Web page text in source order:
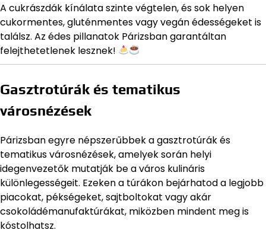
A cukrászdák kínálata szinte végtelen, és sok helyen
cukormentes, gluténmentes vagy vegán édességeket is
találsz. Az édes pillanatok Párizsban garantáltan
felejthetetlenek lesznek!
Gasztrotúrák és tematikus
városnézések
Párizsban egyre népszerűbbek a gasztrotúrák és
tematikus városnézések, amelyek során helyi
idegenvezetők mutatják be a város kulináris
különlegességeit. Ezeken a túrákon bejárhatod a legjobb
piacokat, pékségeket, sajtboltokat vagy akár
csokoládémanufaktúrákat, miközben mindent meg is
kóstolhatsz.